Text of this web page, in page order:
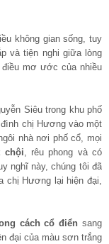
không gian sống, tuy
và tiện nghi giữa lòng
mơ ước của nhiều
Siêu trong khu phố
chị Hương vào một
nhà nơi phố cổ, mọi
chội, rêu phong và có
nghĩ này, chúng tôi đã
chị Hương lại hiện đại,
cách cổ điểnsang
đại của màu sơn trắng